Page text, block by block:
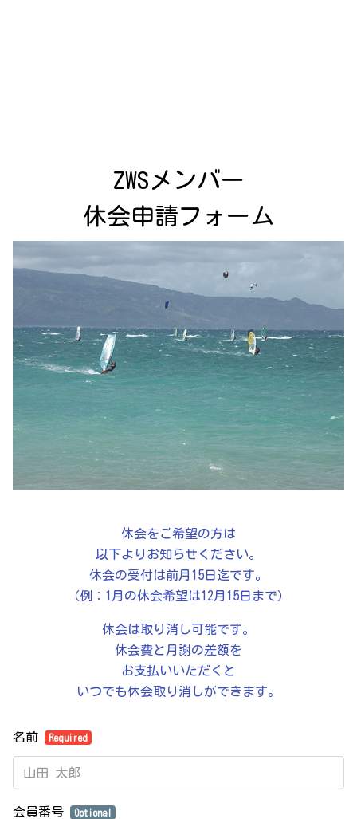
ZWSメンバー
休会申請フォーム
休会をご希望の方は
以下よりお知らせください。
休会の受付は前月15日迄です。
（例：1月の休会希望は12月15日 まで）
休会は取り消し可能です。
休会費と月謝の差額を
お支払いいただくと
いつでも休会取り消しができます。
名前 Required
会員番号 Optional